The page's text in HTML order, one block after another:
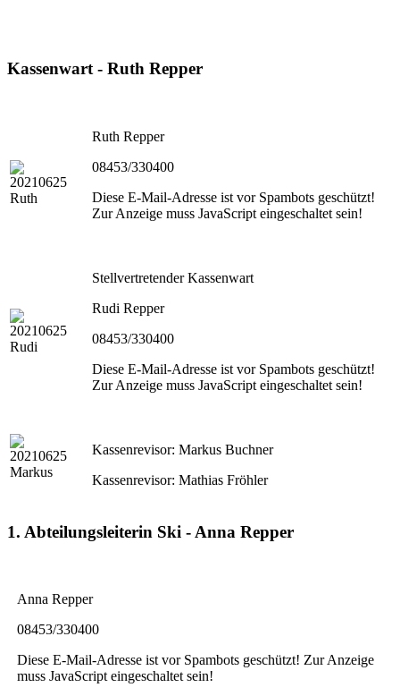
Kassenwart - Ruth Repper
Ruth Repper
08453/330400
Diese E-Mail-Adresse ist vor Spambots geschützt!
Zur Anzeige muss JavaScript eingeschaltet sein!
Stellvertretender Kassenwart
Rudi Repper
08453/330400
Diese E-Mail-Adresse ist vor Spambots geschützt!
Zur Anzeige muss JavaScript eingeschaltet sein!
Kassenrevisor: Markus Buchner
Kassenrevisor: Mathias Fröhler
1. Abteilungsleiterin Ski - Anna Repper
Anna Repper
08453/330400
Diese E-Mail-Adresse ist vor Spambots geschützt! Zur Anzeige
muss JavaScript eingeschaltet sein!